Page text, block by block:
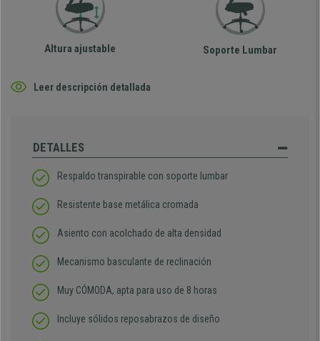
Altura ajustable Soporte Lumbar
Leer descripción detallada
DETALLES
Respaldo transpirable con soporte lumbar
Resistente base metálica cromada
Asiento con acolchado de alta densidad
Mecanismo basculante de reclinación
Muy CÓMODA, apta para uso de 8 horas
Incluye sólidos reposabrazos de diseño